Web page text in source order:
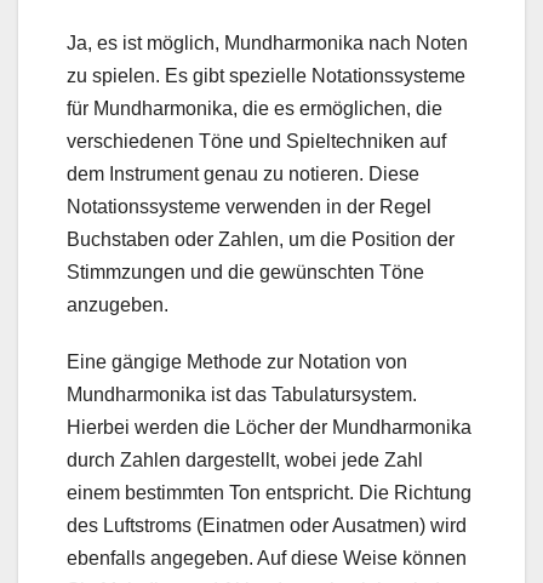
Ja, es ist möglich, Mundharmonika nach Noten
zu spielen. Es gibt spezielle Notationssysteme
für Mundharmonika, die es ermöglichen, die
verschiedenen Töne und Spieltechniken auf
dem Instrument genau zu notieren. Diese
Notationssysteme verwenden in der Regel
Buchstaben oder Zahlen, um die Position der
Stimmzungen und die gewünschten Töne
anzugeben.
Eine gängige Methode zur Notation von
Mundharmonika ist das Tabulatursystem.
Hierbei werden die Löcher der Mundharmonika
durch Zahlen dargestellt, wobei jede Zahl
einem bestimmten Ton entspricht. Die Richtung
des Luftstroms (Einatmen oder Ausatmen) wird
ebenfalls angegeben. Auf diese Weise können